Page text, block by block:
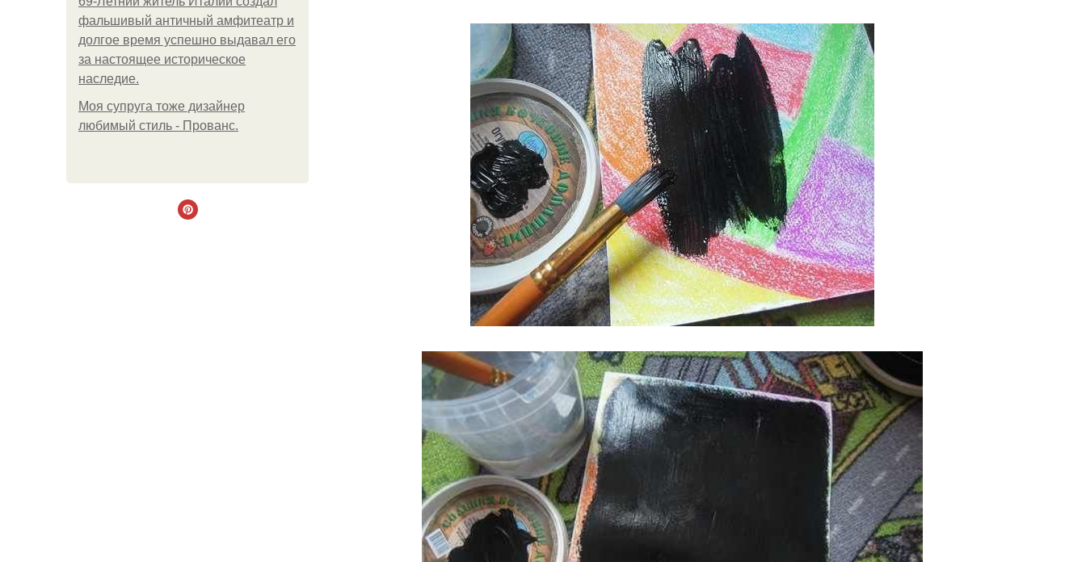
фальшивый античный амфитеатр и
долгое время успешно выдавал его
за настоящее историческое
наследие.
Моя супруга тоже дизайнер
любимый стиль - Прованс.